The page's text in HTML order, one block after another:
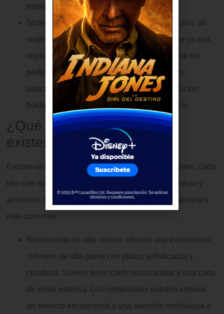
trapeadores y otros elementos de limpieza.
Sistema de gestión de pedidos y comunicación: un
sistema de pedidos y comunicación eficiente ya sea
digital o manual, es crucial para asegurar que los
pedidos se preparen y sirvan en el momento
adecuado y que se mantenga una comunicación
fluida entre la cocina y el personal de servicio.
¿Qué tipos de restaurantes
existen?
Existen una amplia variedad de tipos de restaurantes, cada
uno con su propio enfoque culinario, estilo de servicio y
ambiente. Estos son algunos de los tipos de restaurantes
más comunes:
Restaurante de alta cocina: ofrecen una experiencia
culinaria de alta gama con platos sofisticados y
creativos. Suelen tener chefs reconocidos y una carta
de vinos extensa. Los comensales pueden esperar
un servicio excepcional y una atención meticulosa a